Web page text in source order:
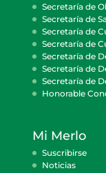
Secretaría de
Secretaría de
Secretaría de
Secretaría de
Secretaría de
Secretaría de
Secretaría de
Honorable
Mi Merlo
Suscribirse
Noticias